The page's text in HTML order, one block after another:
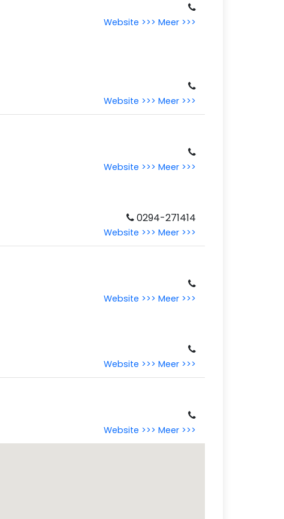
Website >>> Meer >>>
Website >>> Meer >>>
Website >>> Meer >>>
0294-271414
Website >>> Meer >>>
Website >>> Meer >>>
Website >>> Meer >>>
Website >>> Meer >>>